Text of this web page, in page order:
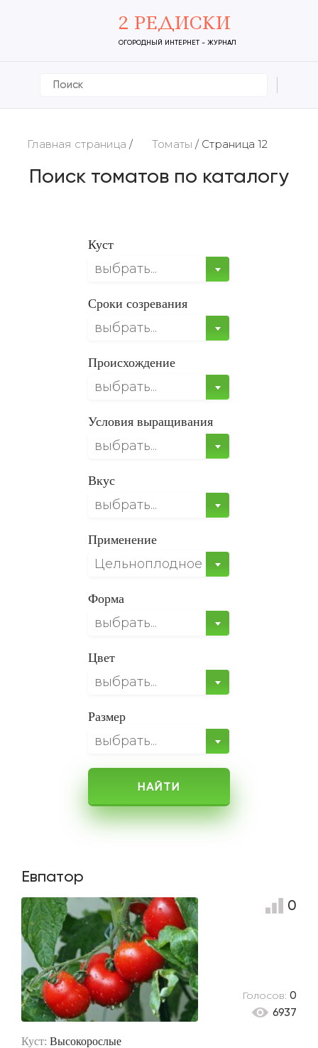
2 РЕДИСКИ
ОГОРОДНЫЙ ИНТЕРНЕТ - ЖУРНАЛ
Главная страница / Томаты / Страница 12
Поиск томатов по каталогу
Куст
выбрать...
Сроки созревания
выбрать...
Происхождение
выбрать...
Условия выращивания
выбрать...
Вкус
выбрать...
Применение
Форма
выбрать...
Цвет
выбрать...
Размер
выбрать...
НАЙТИ
Евпатор
Куст: Высокорослые
0
Голосов: 0
6937